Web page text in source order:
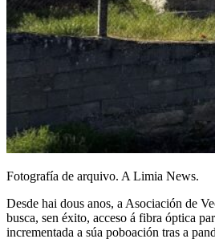
Fotografía de arquivo. A Limia News.
Desde hai dous anos, a Asociación de
busca, sen éxito, acceso á fibra óptica
incrementada a súa poboación tras a